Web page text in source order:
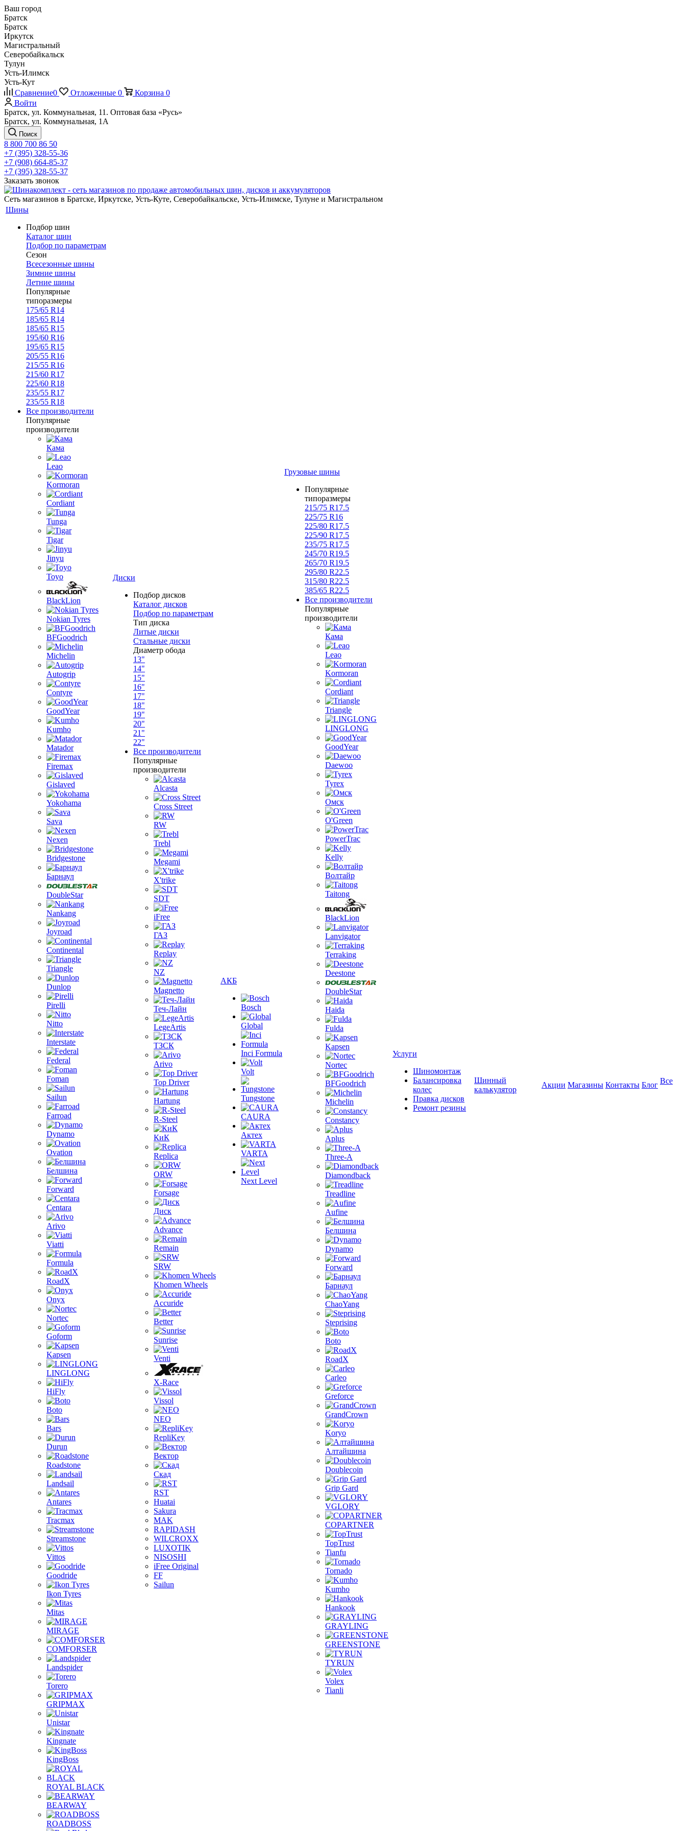
Ваш город
Братск
Братск
Иркутск
Магистральный
Северобайкальск
Тулун
Усть-Илимск
Усть-Кут
Сравнение0 Отложенные 0 Корзина 0
Войти
Братск, ул. Коммунальная, 11. Оптовая база «Русь»
Братск, ул. Коммунальная, 1А
Поиск
8 800 700 86 50
+7 (395) 328-55-36
+7 (908) 664-85-37
+7 (395) 328-55-37
Заказать звонок
Сеть магазинов в Братске, Иркутске, Усть-Куте, Северобайкальске, Усть-Илимске, Тулуне и Магистральном
Шины
Подбор шин
Каталог шин
Подбор по параметрам
Сезон
Всесезонные шины
Зимние шины
Летние шины
Популярные
типоразмеры
175/65 R14
185/65 R14
185/65 R15
195/60 R16
195/65 R15
205/55 R16
215/55 R16
215/60 R17
225/60 R18
235/55 R17
235/55 R18
Все производители
Популярные
производители
Кама
Leao
Kormoran
Cordiant
Tunga
Tigar
Jinyu
Toyo
BlackLion
Nokian Tyres
BFGoodrich
Michelin
Autogrip
Contyre
GoodYear
Kumho
Matador
Firemax
Gislaved
Yokohama
Sava
Nexen
Bridgestone
Барнаул
DoubleStar
Nankang
Joyroad
Continental
Triangle
Dunlop
Pirelli
Nitto
Interstate
Federal
Foman
Sailun
Farroad
Dynamo
Ovation
Белшина
Forward
Centara
Arivo
Viatti
Formula
RoadX
Onyx
Nortec
Goform
Kapsen
LINGLONG
HiFly
Boto
Bars
Durun
Roadstone
Landsail
Antares
Tracmax
Streamstone
Vittos
Goodride
Ikon Tyres
Mitas
MIRAGE
COMFORSER
Landspider
Torero
GRIPMAX
Unistar
Kingnate
KingBoss
ROYAL BLACK
BEARWAY
ROADBOSS
Диски
Подбор дисков
Каталог дисков
Подбор по параметрам
Тип диска
Литые диски
Стальные диски
Диаметр обода
13"
14"
15"
16"
17"
18"
19"
20"
21"
22"
Все производители
Популярные
производители
Alcasta
Cross Street
RW
Trebl
Megami
X'trike
SDT
iFree
ГАЗ
Replay
NZ
Magnetto
Теч-Лайн
LegeArtis
ТЗСК
Arivo
Top Driver
Hartung
R-Steel
КиК
Replica
ORW
Forsage
Диск
Advance
Remain
SRW
Khomen Wheels
Accuride
Better
Sunrise
Venti
X-Race
Vissol
NEO
RepliKey
Вектор
Скад
RST
Huatai
Sakura
MAK
RAPIDASH
WILCROXX
LUXOTIK
NISOSHI
iFree Original
FF
Sailun
АКБ
Bosch
Global
Inci Formula
Volt
Tungstone
CAURA
Актех
VARTA
Next Level
Грузовые шины
Популярные
типоразмеры
215/75 R17.5
225/75 R16
225/80 R17.5
225/90 R17.5
235/75 R17.5
245/70 R19.5
265/70 R19.5
295/80 R22.5
315/80 R22.5
385/65 R22.5
Все производители
Популярные
производители
Кама
Leao
Kormoran
Cordiant
Triangle
LINGLONG
GoodYear
Daewoo
Tyrex
Омск
O'Green
PowerTrac
Kelly
Волтайр
Taitong
BlackLion
Lanvigator
Terraking
Deestone
DoubleStar
Haida
Fulda
Kapsen
Nortec
BFGoodrich
Michelin
Constancy
Aplus
Three-A
Diamondback
Treadline
Aufine
Белшина
Dynamo
Forward
Барнаул
ChaoYang
Steprising
Boto
RoadX
Carleo
Greforce
GrandCrown
Koryo
Алтайшина
Doublecoin
Grip Gard
VGLORY
COPARTNER
TopTrust
Tianfu
Tornado
Kumho
Hankook
GRAYLING
GREENSTONE
TYRUN
Volex
Tianli
Услуги
Шиномонтаж
Балансировка
колес
Правка дисков
Ремонт резины
Шинный
калькулятор
Акции Магазины Контакты Блог Все